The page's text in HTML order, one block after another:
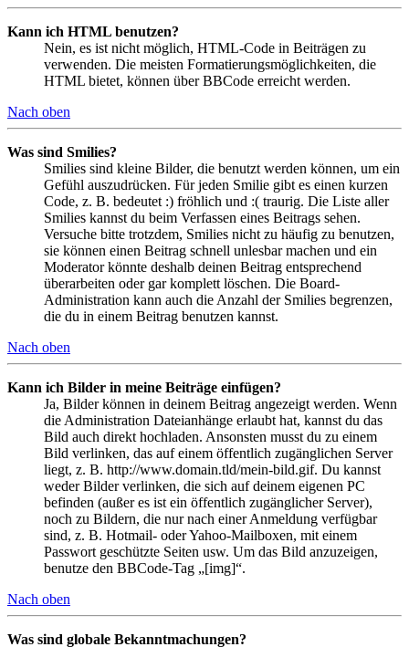
Kann ich HTML benutzen?
Nein, es ist nicht möglich, HTML-Code in Beiträgen zu
verwenden. Die meisten Formatierungsmöglichkeiten, die
HTML bietet, können über BBCode erreicht werden.
Nach oben
Was sind Smilies?
Smilies sind kleine Bilder, die benutzt werden können, um ein
Gefühl auszudrücken. Für jeden Smilie gibt es einen kurzen
Code, z. B. bedeutet :) fröhlich und :( traurig. Die Liste aller
Smilies kannst du beim Verfassen eines Beitrags sehen.
Versuche bitte trotzdem, Smilies nicht zu häufig zu benutzen,
sie können einen Beitrag schnell unlesbar machen und ein
Moderator könnte deshalb deinen Beitrag entsprechend
überarbeiten oder gar komplett löschen. Die Board-
Administration kann auch die Anzahl der Smilies begrenzen,
die du in einem Beitrag benutzen kannst.
Nach oben
Kann ich Bilder in meine Beiträge einfügen?
Ja, Bilder können in deinem Beitrag angezeigt werden. Wenn
die Administration Dateianhänge erlaubt hat, kannst du das
Bild auch direkt hochladen. Ansonsten musst du zu einem
Bild verlinken, das auf einem öffentlich zugänglichen Server
liegt, z. B. http://www.domain.tld/mein-bild.gif. Du kannst
weder Bilder verlinken, die sich auf deinem eigenen PC
befinden (außer es ist ein öffentlich zugänglicher Server),
noch zu Bildern, die nur nach einer Anmeldung verfügbar
sind, z. B. Hotmail- oder Yahoo-Mailboxen, mit einem
Passwort geschützte Seiten usw. Um das Bild anzuzeigen,
benutze den BBCode-Tag „[img]“.
Nach oben
Was sind globale Bekanntmachungen?